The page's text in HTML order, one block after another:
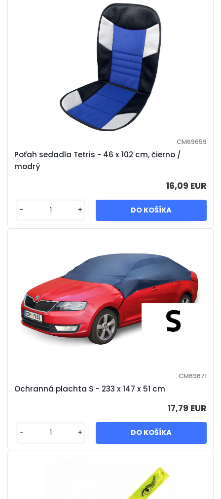
Poťah sedadla Tetris - 46 x 102 cm, čierno /
modrý
CM69659
16,09 EUR
- +
Ochranná plachta S - 233 x 147 x 51 cm
CM69671
17,79 EUR
- +